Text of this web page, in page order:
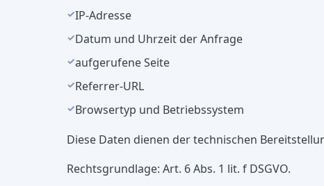
IP-Adresse
Datum und Uhrzeit der Anfrage
aufgerufene Seite
Referrer-URL
Browsertyp und Betriebssystem
Diese Daten dienen der technischen
Rechtsgrundlage: Art. 6 Abs. 1 lit. f DSGVO.